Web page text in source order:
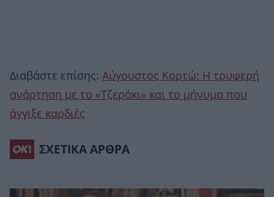
Διαβάστε επίσης: Αύγουστος Κορτώ: Η τρυφερή
ανάρτηση με το «Τζεράκι» και το μήνυμα που
άγγιξε καρδιές
ΣΧΕΤΙΚΑ ΑΡΘΡΑ